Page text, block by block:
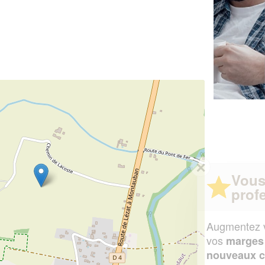
✕
Vous êtes un
professionnel ?
Augmentez votrechiffre d'affaireset
vosmarges
tout en gagnant de
nouveaux clients!